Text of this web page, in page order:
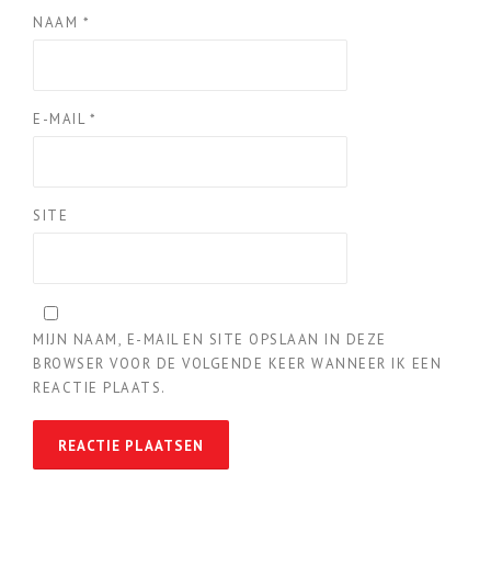
NAAM *
E-MAIL *
SITE
MIJN NAAM, E-MAIL EN SITE OPSLAAN IN DEZE
BROWSER VOOR DE VOLGENDE KEER WANNEER IK EEN
REACTIE PLAATS.